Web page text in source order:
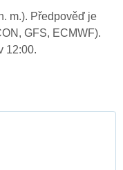
m.). Předpověď je
GFS, ECMWF).
12:00.